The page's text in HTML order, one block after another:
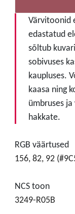
Värvitoonid
edastatud
sõltub
sobivuses
kaupluses.
kaasa ning
ümbruses ja
hakkate.
RGB väärtused
156, 82, 92
NCS toon
3249-R05B